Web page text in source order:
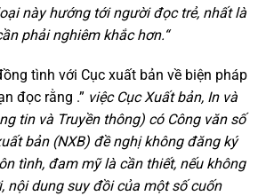
này hướng tới người đọc trẻ, nhất là
phải nghiêm khắc hơn.“
tình với Cục xuất bản về biện pháp
đọc rằng .” việc Cục Xuất bản, In và
tin và Truyền thông) có Công văn số
bản (NXB) đề nghị không đăng ký
tình, đam mỹ là cần thiết, nếu không
nội dung suy đồi của một số cuốn